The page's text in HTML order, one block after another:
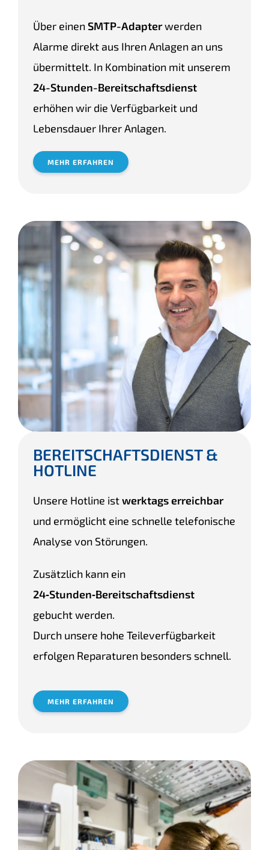
Über einenSMTP-Adapterwerden
Alarme direkt aus Ihren Anlagen an uns
übermittelt. In Kombination mit unserem
24-Stunden-Bereitschaftsdienst
erhöhen wir die Verfügbarkeit und
Lebensdauer Ihrer Anlagen.
MEHR ERFAHREN
BEREITSCHAFTSDIENST &
HOTLINE
Unsere Hotline istwerktags erreichbar
und ermöglicht eine schnelle telefonische
Analyse von Störungen.
Zusätzlich kann ein
24‑Stunden‑Bereitschaftsdienst
gebucht werden.
Durch unsere hohe Teileverfügbarkeit
erfolgen Reparaturen besonders schnell.
MEHR ERFAHREN